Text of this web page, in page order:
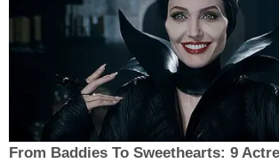
From Baddies To Sweethearts: 9